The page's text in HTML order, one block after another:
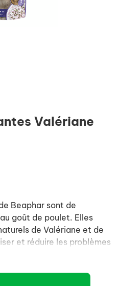
Valériane
Beaphar sont de
goût de poulet. Elles
de Valériane et de
et réduire les problèmes
La Valériane et la